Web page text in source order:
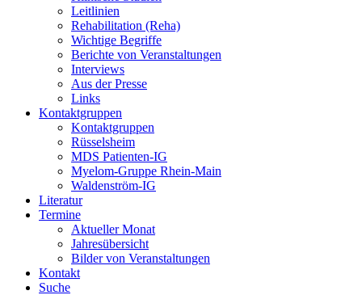
Leitlinien
Rehabilitation (Reha)
Wichtige Begriffe
Berichte von Veranstaltungen
Interviews
Aus der Presse
Links
Kontaktgruppen
Kontaktgruppen
Rüsselsheim
MDS Patienten-IG
Myelom-Gruppe Rhein-Main
Waldenström-IG
Literatur
Termine
Aktueller Monat
Jahresübersicht
Bilder von Veranstaltungen
Kontakt
Suche